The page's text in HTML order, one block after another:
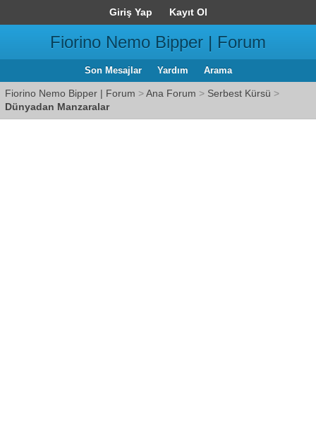
Giriş Yap Kayıt Ol
Fiorino Nemo Bipper | Forum
Son Mesajlar Yardım Arama
Fiorino Nemo Bipper | Forum >Ana Forum > Serbest Kürsü >
Dünyadan Manzaralar